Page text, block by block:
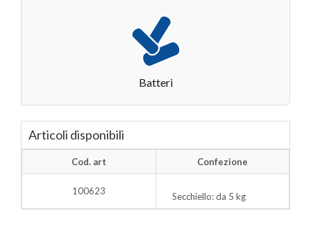
Batteri
Articoli disponibili
Cod. art Confezione
100623 Secchiello: da 5 kg